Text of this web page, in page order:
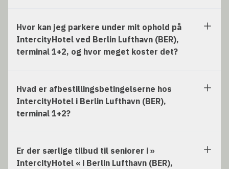
Hvor kan jeg parkere under mit ophold på
IntercityHotel ved Berlin Lufthavn (BER),
terminal 1+2, og hvor meget koster det?
Hvad er afbestillingsbetingelserne hos
IntercityHotel i Berlin Lufthavn (BER),
terminal 1+2?
Er der særlige tilbud til seniorer i »
IntercityHotel « i Berlin Lufthavn (BER),